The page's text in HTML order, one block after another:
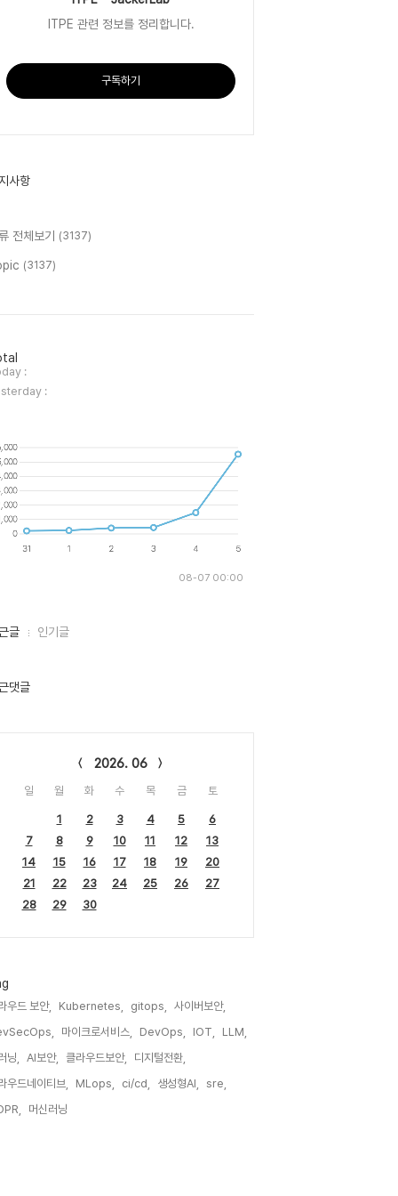
ITPE 관련 정보를 정리합니다.
구독하기
사항
전체보기 (3137)
(3137)
:
:
08-07 00:00
글 인기글
댓글
2026. 06
일 월 화 수 목 금 토
1 2 3 4 5
6
7
8 9 10 11 12
13
14
15 16 17 18 19
20
21
22 23 24 25 26
27
28
29 30
우드 보안, Kubernetes, gitops,
사이버보안,
마이크로서비스, DevOps, IOT,
LLM,
닝,
AI보안, 클라우드보안,
디지털전환,
우드네이티브,
MLops, ci/cd, 생성형AI,
sre,
머신러닝,